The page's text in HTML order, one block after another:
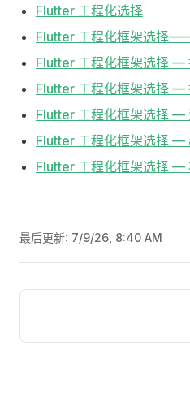
Flutter 工程化选择
Flutter 工程化框架选择
Flutter 工程化框架选择 —
Flutter 工程化框架选择 —
Flutter 工程化框架选择 —
Flutter 工程化框架选择
Flutter 工程化框架选择 —
最后更新: 7/9/26, 8:40 AM
Pager